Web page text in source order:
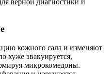
кожного сала и изменяют
хуже эвакуируется,
микрокомедоны.